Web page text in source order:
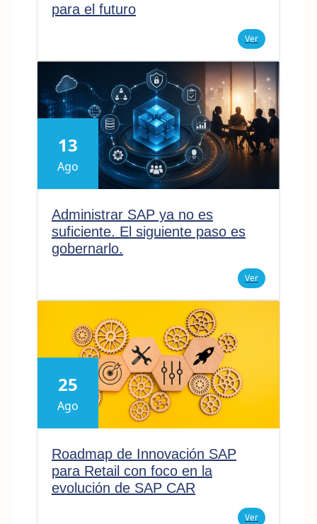
para el futuro
Ver
13
Ago
Administrar SAP ya no es
suficiente. El siguiente paso es
gobernarlo.
Ver
25
Ago
Roadmap de Innovación SAP
para Retail con foco en la
evolución de SAP CAR
Ver